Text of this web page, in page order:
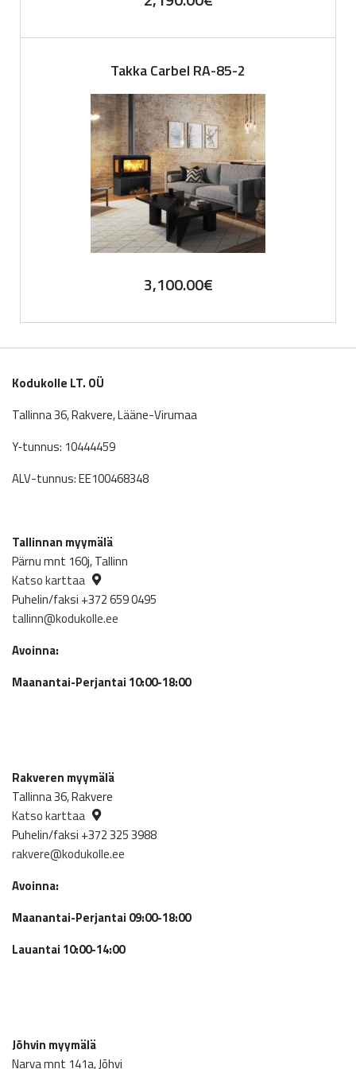
Takka Carbel RA-85-2
3,100.00€
Kodukolle LT. OÜ
Tallinna 36, Rakvere, Lääne-Virumaa
Y‑tunnus: 10444459
ALV-tunnus: EE100468348
Tallinnan myymälä
Pärnu mnt 160j, Tallinn
Katso karttaa
Puhelin/faksi +372 659 0495
tallinn@kodukolle.ee
Avoinna:
Maanantai-Perjantai 10:00-18:00
Rakveren myymälä
Tallinna 36, Rakvere
Katso karttaa
Puhelin/faksi +372 325 3988
rakvere@kodukolle.ee
Avoinna:
Maanantai-Perjantai 09:00-18:00
Lauantai 10:00-14:00
Jõhvin myymälä
Narva mnt 141a, Jõhvi